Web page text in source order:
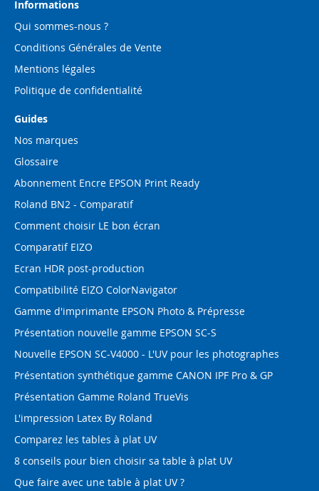
d’information
Informations
Qui sommes-nous ?
Conditions Générales de Vente
Mentions légales
Politique de confidentialité
Guides
Nos marques
Glossaire
Abonnement Encre EPSON Print Ready
Roland BN2 - Comparatif
Comment choisir LE bon écran
Comparatif EIZO
Ecran HDR post-production
Compatibilité EIZO ColorNavigator
Gamme d'imprimante EPSON Photo & Prépresse
Présentation nouvelle gamme EPSON SC-S
Nouvelle EPSON SC-V4000 - L'UV pour les photographes
Présentation synthétique gamme CANON IPF Pro & GP
Présentation Gamme Roland TrueVis
L'impression Latex By Roland
Comparez les tables à plat UV
8 conseils pour bien choisir sa table à plat UV
Que faire avec une table à plat UV ?